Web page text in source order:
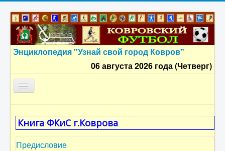
Энциклопедия "Узнай свой город Ковров"
06 августа 2026 года (Четверг)
Оглавление
Предисловие
Книга ФКиС г.Коврова
Предисловие